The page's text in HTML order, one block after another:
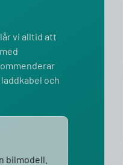
vi alltid att
och
bilmodell.